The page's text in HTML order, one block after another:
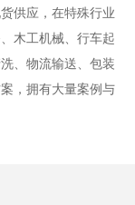
供应，在特殊行业
木工机械、行车起
、物流输送、包装
，拥有大量案例与